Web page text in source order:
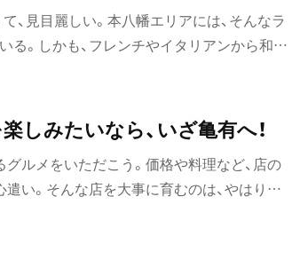
、見目麗しい。本八幡エリアには、そんなラ
。しかも、フレンチやイタリアンから和食
徴だ。ランチにもよし、ディナーにもよし、
しみたいなら、いざ亀有へ！
ルメをいただこう。価格や料理など、店の
い。そんな店を大事に育むのは、やはり地
庶民派街グルメ揃いだ。妙味のうなぎにの